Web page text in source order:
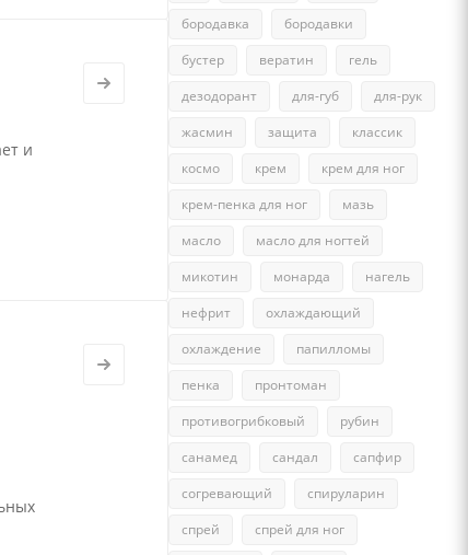
и
бородавка
бородавки
бустер
вератин
гель
дезодорант
для-губ
для-рук
жасмин
защита
классик
космо
крем
крем для ног
крем-пенка для ног
мазь
масло
масло для ногтей
микотин
монарда
нагель
нефрит
охлаждающий
охлаждение
папилломы
пенка
пронтоман
противогрибковый
рубин
санамед
сандал
сапфир
согревающий
спируларин
спрей
спрей для ног